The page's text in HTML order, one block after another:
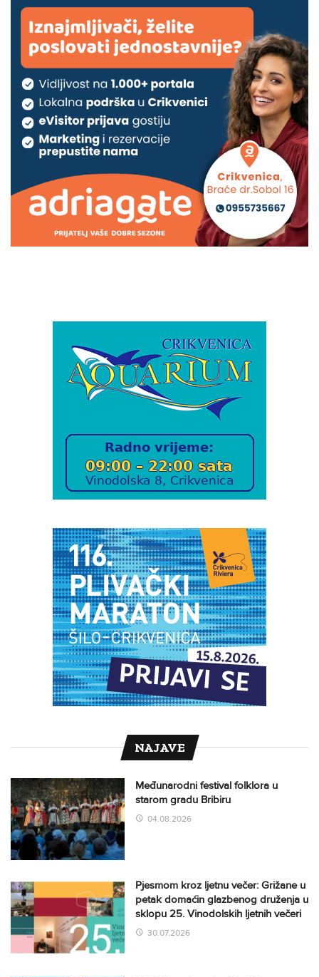
NAJAVE
Međunarodni festival folklora u
starom gradu Bribiru
04.08.2026
Pjesmom kroz ljetnu večer: Grižane u
petak domaćin glazbenog druženja u
sklopu 25. Vinodolskih ljetnih večeri
30.07.2026